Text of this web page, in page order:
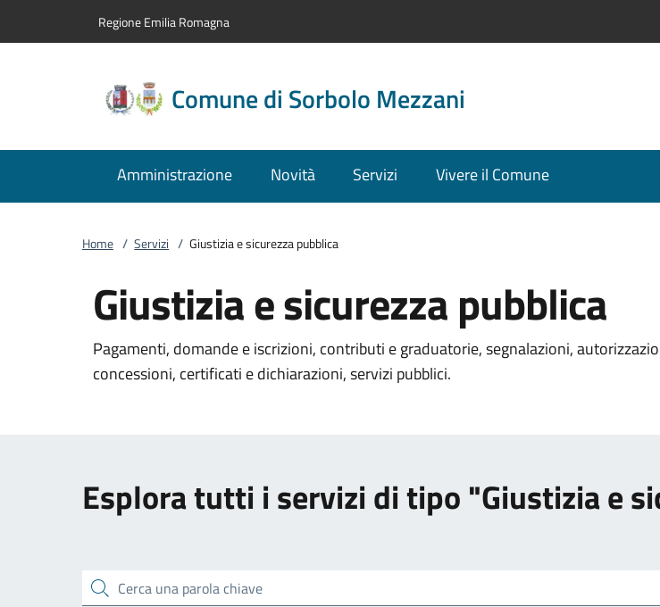
Regione Emilia Romagna
Comune di Sorbolo Mezzani
Amministrazione Novità Servizi Vivere il Comune
Home / Servizi / Giustizia e sicurezza pubblica
Giustizia e sicurezza pubblica
Pagamenti, domande e iscrizioni, contributi e graduatorie, segnalazioni,
concessioni, certificati e dichiarazioni, servizi pubblici.
Esplora tutti i servizi di tipo "Giustizia e
Cerca una parola chiave